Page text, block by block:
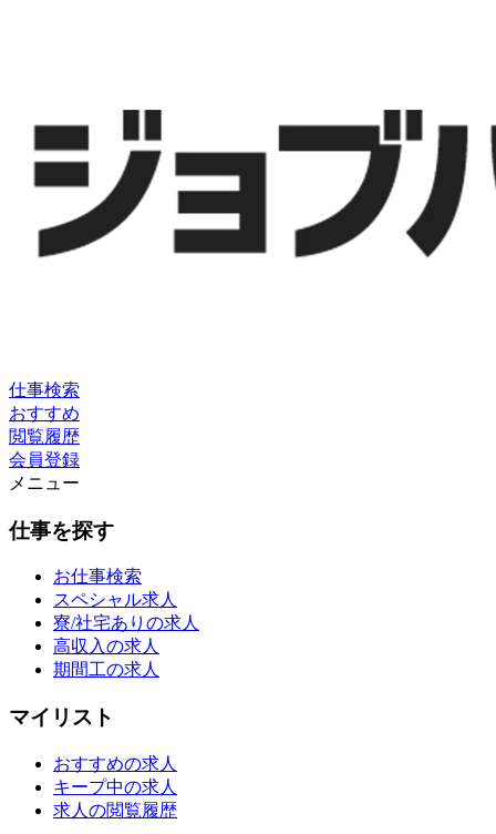
仕事検索
おすすめ
閲覧履歴
会員登録
メニュー
仕事を探す
お仕事検索
スペシャル求人
寮/社宅ありの求人
高収入の求人
期間工の求人
マイリスト
おすすめの求人
キープ中の求人
求人の閲覧履歴